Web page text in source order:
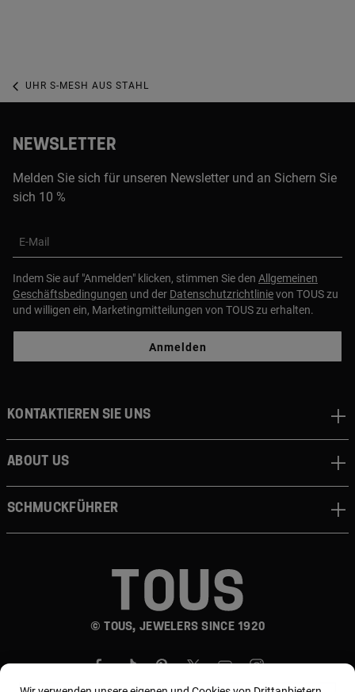
UHR S-MESH AUS STAHL
NEWSLETTER
Melden Sie sich für unseren Newsletter und an Sichern Sie
sich 10 %
E-Mail
Indem Sie auf "Anmelden" klicken, stimmen Sie den Allgemeinen
Geschäftsbedingungen und der Datenschutzrichtlinievon TOUS zu
und willigen ein, Marketingmitteilungen von TOUS zu erhalten.
Anmelden
© TOUS, JEWELERS SINCE 1920
Kontaktieren sie uns
About us
Schmuckführer